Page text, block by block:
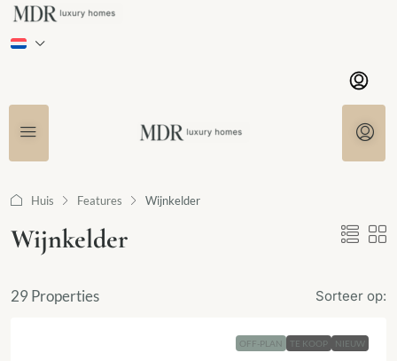
Huis Features Wijnkelder
Wijnkelder
29 Properties Sorteer op:
OFF-PLAN TE KOOP NIEUW